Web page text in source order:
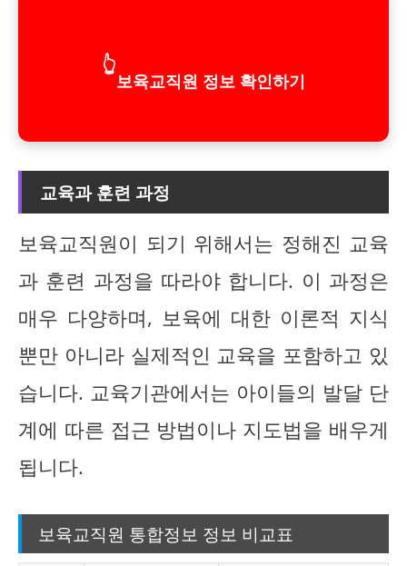
👆
보육교직원 정보 확인하기
교육과 훈련 과정
보육교직원이 되기 위해서는 정해진 교육
과 훈련 과정을 따라야 합니다. 이 과정은
매우 다양하며, 보육에 대한 이론적 지식
뿐만 아니라 실제적인 교육을 포함하고 있
습니다. 교육기관에서는 아이들의 발달 단
계에 따른 접근 방법이나 지도법을 배우게
됩니다.
보육교직원 통합정보 정보 비교표